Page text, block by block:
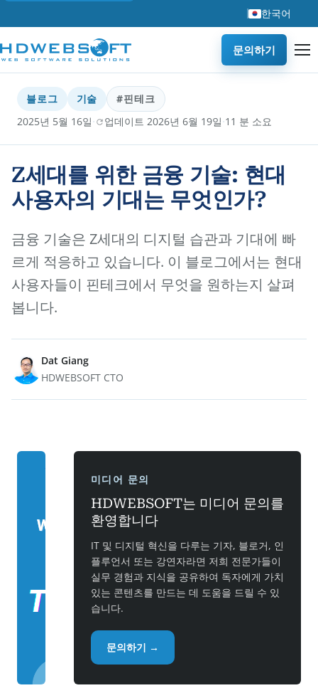
한국어
문의하기
블로그 기술
#핀테크
2025년 5월 16일· 업데이트 2026년 6월 19일·11 분 소요
Z세대를 위한 금융 기술: 현대
사용자의 기대는 무엇인가?
금융 기술은 Z세대의 디지털 습관과 기대에 빠
르게 적응하고 있습니다. 이 블로그에서는 현대
사용자들이 핀테크에서 무엇을 원하는지 살펴
봅니다.
Dat Giang
HDWEBSOFT CTO
미디어 문의
HDWEBSOFT는 미디어 문의를
환영합니다
IT 및 디지털 혁신을 다루는 기자, 블로거, 인
플루언서 또는 강연자라면 저희 전문가들이
실무 경험과 지식을 공유하여 독자에게 가치
있는 콘텐츠를 만드는 데 도움을 드릴 수 있
습니다.
문의하기 →